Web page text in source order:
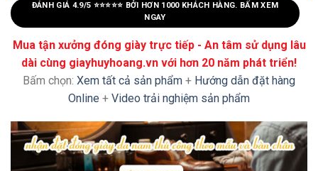
ĐÁNH GIÁ 4.9/5 ⭐⭐⭐⭐⭐ BỞI HƠN 1000 KHÁCH HÀNG. BẤM XEM
NGAY
Mua tận xưởng đóng giày trực tiếp - An tâm sử dụng lâu
dài cùng giayhuyhoang.vn với hơn 20 năm phát triển!
Bấm chọn: Xem tất cả sản phẩm + Hướng dẫn đặt hàng
Online + Video trải nghiệm sản phẩm